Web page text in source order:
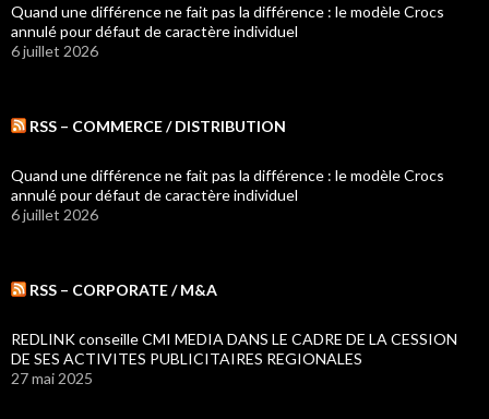
Quand une différence ne fait pas la différence : le modèle Crocs
annulé pour défaut de caractère individuel
6 juillet 2026
RSS – COMMERCE / DISTRIBUTION
Quand une différence ne fait pas la différence : le modèle Crocs
annulé pour défaut de caractère individuel
6 juillet 2026
RSS – CORPORATE / M&A
REDLINK conseille CMI MEDIA DANS LE CADRE DE LA CESSION
DE SES ACTIVITES PUBLICITAIRES REGIONALES
27 mai 2025